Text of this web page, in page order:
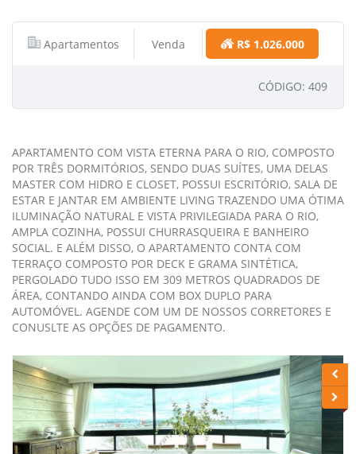
Apartamentos Venda R$ 1.026.000
CÓDIGO: 409
APARTAMENTO COM VISTA ETERNA PARA O RIO, COMPOSTO
POR TRÊS DORMITÓRIOS, SENDO DUAS SUÍTES, UMA DELAS
MASTER COM HIDRO E CLOSET, POSSUI ESCRITÓRIO, SALA DE
ESTAR E JANTAR EM AMBIENTE LIVING TRAZENDO UMA ÓTIMA
ILUMINAÇÃO NATURAL E VISTA PRIVILEGIADA PARA O RIO,
AMPLA COZINHA, POSSUI CHURRASQUEIRA E BANHEIRO
SOCIAL. E ALÉM DISSO, O APARTAMENTO CONTA COM
TERRAÇO COMPOSTO POR DECK E GRAMA SINTÉTICA,
PERGOLADO TUDO ISSO EM 309 METROS QUADRADOS DE
ÁREA, CONTANDO AINDA COM BOX DUPLO PARA
AUTOMÓVEL. AGENDE COM UM DE NOSSOS CORRETORES E
CONUSLTE AS OPÇÕES DE PAGAMENTO.